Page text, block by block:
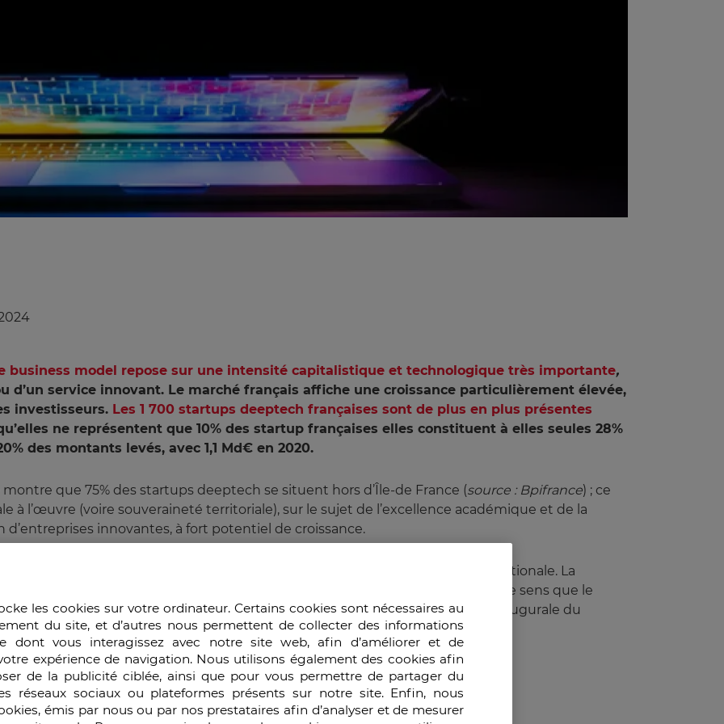
business model repose sur une intensité capitalistique et technologique très importante
d’un service innovant. Le marché français affiche une croissance particulièrement élevée,
investisseurs. Les 1 700 startups deeptech françaises sont de plus en plus présentes
ne représentent que 10% des startup françaises elles constituent à elles seules 28%
des montants levés, avec 1,1 Md€ en 2020.
montre que 75% des startups deeptech se situent hors d’Île-de France (source : Bpifrance) ; ce
à l’œuvre (voire souveraineté territoriale), sur le sujet de l’excellence académique et de la
innovantes, à fort potentiel de croissance.
les entreprises mais surtout les Etats compétitifs sur la scène internationale. La
souveraineté nationale (numérique et économique), et c’est d’ailleurs dans ce sens que le
Le Maire a décidé de lancer le plan Deep Tech à l’occasion de la séance inaugurale du
Deeptech
les cookies sur votre ordinateur. Certains cookies sont nécessaires au
du site, et d’autres nous permettent de collecter des informations
dont vous interagissez avec notre site web, afin d’améliorer et de
expérience de navigation. Nous utilisons également des cookies afin
de la publicité ciblée, ainsi que pour vous permettre de partager du
réseaux sociaux ou plateformes présents sur notre site. Enfin, nous
émis par nous ou par nos prestataires afin d’analyser et de mesurer